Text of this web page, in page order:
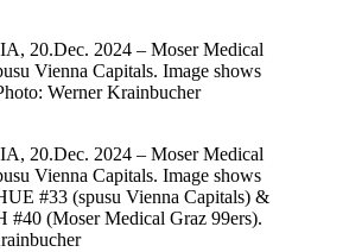
20.Dec. 2024 – Moser Medical
Vienna Capitals. Image shows
Werner Krainbucher
20.Dec. 2024 – Moser Medical
Vienna Capitals. Image shows
#33 (spusu Vienna Capitals) &
(Moser Medical Graz 99ers).